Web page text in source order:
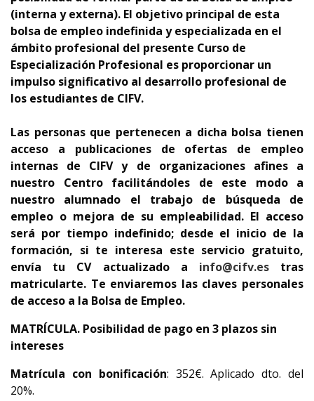
(interna y externa). El objetivo principal de esta
bolsa de empleo indefinida y especializada en el
ámbito profesional del presente Curso de
Especialización Profesional es proporcionar un
impulso significativo al desarrollo profesional de
los estudiantes de CIFV.
Las personas que pertenecen a dicha bolsa tienen
acceso a publicaciones de ofertas de empleo
internas de CIFV y de organizaciones afines a
nuestro Centro facilitándoles de este modo a
nuestro alumnado el trabajo de búsqueda de
empleo o mejora de su empleabilidad. El acceso
será por tiempo indefinido; desde el inicio de la
formación, si te interesa este servicio gratuito,
envía tu CV actualizado a info@cifv.estras
matricularte. Te enviaremos las claves personales
de acceso a la Bolsa de Empleo.
MATRÍCULA. Posibilidad de pago en 3 plazos sin
intereses
Matrícula con bonificación: 352€. Aplicado dto. del
20%.